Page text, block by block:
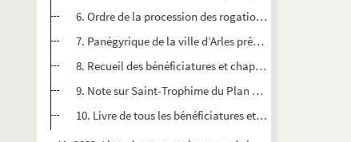
6. Ordre de la procession des rogations, rang des
7. Panégyrique de la ville d’Arles prêché dans l’église
8. Recueil des bénéficiatures et chapelles fondées dans
9. Note sur Saint-Trophime du Plan du Bourg avec plan
10. Livre de tous les bénéficiatures et chapelles qui sont